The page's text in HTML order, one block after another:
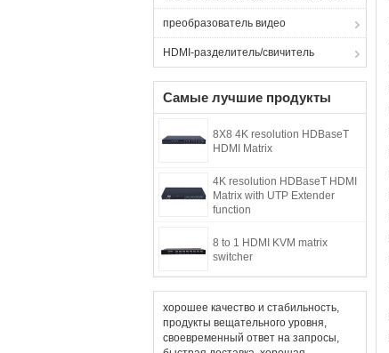
преобразователь видео
HDMI-разделитель/свичитель
Самые лучшие продукты
8X8 4K resolution HDBaseT
HDMI Matrix
4K resolution HDBaseT HDMI
Matrix with UTP Extender
function
8 to 1 HDMI KVM matrix
switcher
хорошее качество и стабильность,
продукты вещательного уровня,
своевременный ответ на запросы,